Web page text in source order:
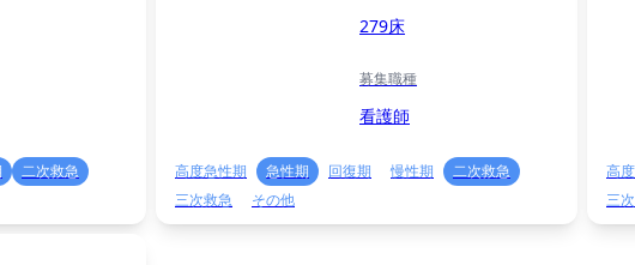
二次救急
279床
募集職種
看護師
高度急性期 急性期 回復期 慢性期
二次救急
三次救急
その他
高
三